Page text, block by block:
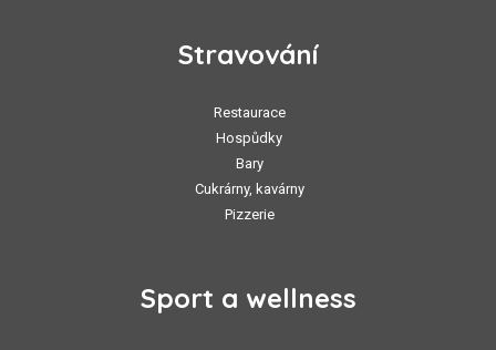
Stravování
Restaurace
Hospůdky
Bary
Cukrárny, kavárny
Pizzerie
Sport a wellness